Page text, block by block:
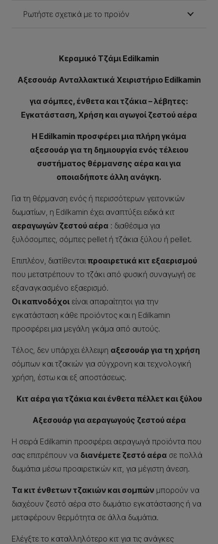
Ρωτήστε σχετικά με το προϊόν
Κεραμικό Tζάμι Edilkamin
Αξεσουάρ Ανταλλακτικά ΧειριστήριοEdilkamin
για σόμπες, ένθετα και τζάκια – λέβητες:
Εγκατάσταση, Χρήση και αγωγοί ζεστού αέρα
Η Edilkamin προσφέρει μια πλήρη γκάμα
αξεσουάρ για τη δημιουργία ενός τέλειου
συστήματος θέρμανσης αέρα και για
οποιαδήποτε άλλη ανάγκη.
Για τη θέρμανση ενός ή περισσότερων γειτονικών
δωματίων, η Edilkamin έχει αναπτύξει ειδικά κιτ
αεραγωγών ζεστού αέρα : διαθέσιμα για
ξυλόσομπες, σόμπες pellet ή τζάκια ξύλου ή pellet.
Επιπλέον, διατίθενταιπροαιρετικά κιτ εξαερισμού
που μετατρέπουν το τζάκι από φυσική συναγωγή σε
εξαναγκασμένο εξαερισμό.
Οι καπνοδόχοι είναι απαραίτητοι για την
εγκατάσταση κάθε προϊόντος και η Edilkamin
προσφέρει μια μεγάλη γκάμα από αυτούς.
Τέλος, δεν υπάρχει έλλειψη αξεσουάρ για τη χρήση
σόμπων και τζακιών για σύγχρονη και τεχνολογική
χρήση, έστω και εξ αποστάσεως.
Κιτ αέρα για τζάκια και ένθετα πέλλετ και ξύλου
Αξεσουάρ για αεραγωγούς ζεστού αέρα
Η σειρά Edilkamin προσφέρει αεραγωγά προϊόντα που
σας επιτρέπουν να διανέμετε ζεστό αέρα σε πολλά
δωμάτια μέσω προαιρετικών κιτ, για μέγιστη άνεση.
Τα κιτ ένθετων τζακιών και σομπών μπορούν να
διαχέουν ζεστό αέρα στο δωμάτιο εγκατάστασης ή να
μεταφέρουν θερμότητα σε άλλα δωμάτια.
Ελέγξτε το καταλληλότερο κιτ για τις ανάγκες